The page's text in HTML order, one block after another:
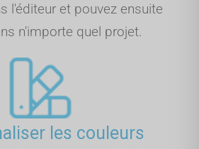
l'éditeur et pouvez ensuite
n'importe quel projet.
les couleurs